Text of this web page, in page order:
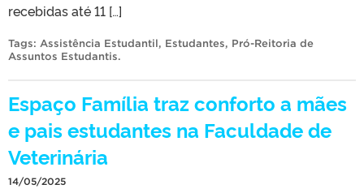
recebidas até 11 […]
Tags: Assistência Estudantil, Estudantes, Pró-Reitoria de
Assuntos Estudantis.
Espaço Família traz conforto a mães
e pais estudantes na Faculdade de
Veterinária
14/05/2025